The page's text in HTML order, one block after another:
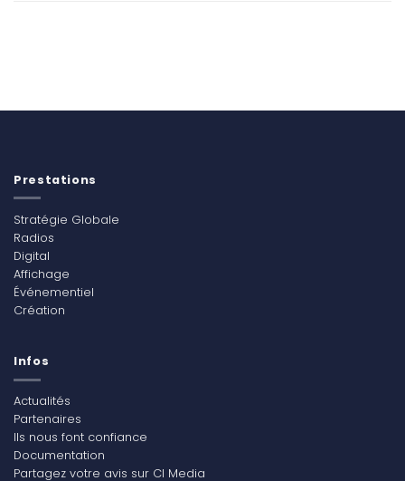
Prestations
Stratégie Globale
Radios
Digital
Affichage
Événementiel
Création
Infos
Actualités
Partenaires
Ils nous font confiance
Documentation
Partagez votre avis sur CI Media